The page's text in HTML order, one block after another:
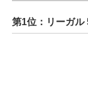
第1位：リーガル